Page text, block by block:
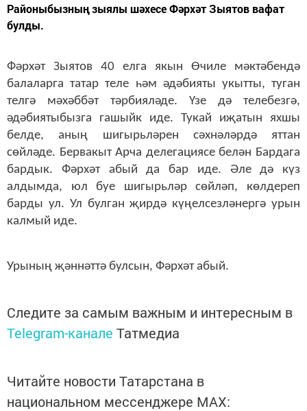
Районыбызның зыялы шәхесе Фәрхәт Зыятов вафат
булды.
Фәрхәт Зыятов 40 елга якын Өчиле мәктәбендә
балаларга татар теле һәм әдәбияты укытты, туган
телгә мәхәббәт тәрбияләде. Үзе дә телебезгә,
әдәбиятыбызга гашыйк иде. Тукай иҗатын яхшы
белде, аның шигырьләрен сәхнәләрдә яттан
сөйләде. Бервакыт Арча делегациясе белән Бардага
бардык. Фәрхәт абый да бар иде. Әле дә күз
алдымда, юл буе шигырьләр сөйләп, көлдереп
барды ул. Ул булган җирдә күңелсезләнергә урын
калмый иде.
Урының җәннәттә булсын, Фәрхәт абый.
Следите за самым важным и интересным в
Telegram-канале Татмедиа
Читайте новости Татарстана в
национальном мессенджере MАХ: